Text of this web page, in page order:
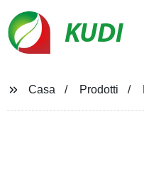
KUDI
Casa Prodotti